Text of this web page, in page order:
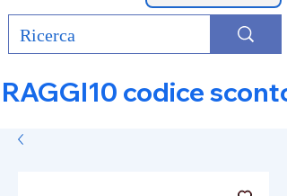
RAGGI10 codice